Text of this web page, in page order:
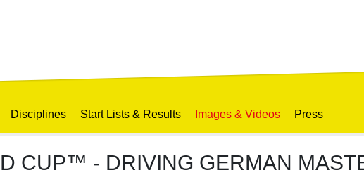
Disciplines Start Lists & Results Images & Videos Press
CUP™ - DRIVING GERMAN